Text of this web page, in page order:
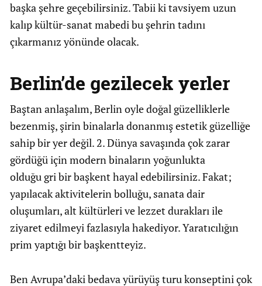
başka şehre geçebilirsiniz. Tabii ki tavsiyem uzun
kalıp kültür-sanat mabedi bu şehrin tadını
çıkarmanız yönünde olacak.
Berlin’de gezilecek yerler
Baştan anlaşalım, Berlin oyle doğal güzelliklerle
bezenmiş, şirin binalarla donanmış estetik güzelliğe
sahip bir yer değil. 2. Dünya savaşında çok zarar
gördüğü için modern binaların yoğunlukta
olduğu gri bir başkent hayal edebilirsiniz. Fakat;
yapılacak aktivitelerin bolluğu, sanata dair
oluşumları, alt kültürleri ve lezzet durakları ile
ziyaret edilmeyi fazlasıyla hakediyor. Yaratıcılığın
prim yaptığı bir başkentteyiz.
Ben Avrupa’daki bedava yürüyüş turu konseptini çok